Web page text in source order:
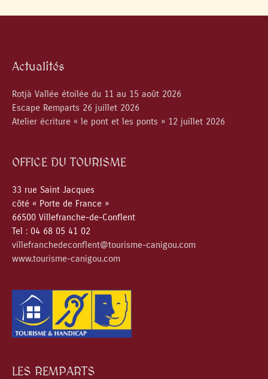
Actualités
Rotjà Vallée étoilée du 11 au 15 août 2026
Escape Remparts 26 juillet 2026
Atelier écriture « le pont et les ponts » 12 juillet 2026
OFFICE DU TOURISME
33 rue Saint Jacques
côté « Porte de France »
66500 Villefranche-de-Conflent
Tel : 04 68 05 41 02
villefranchedeconflent@tourisme-canigou.com
www.tourisme-canigou.com
LES REMPARTS